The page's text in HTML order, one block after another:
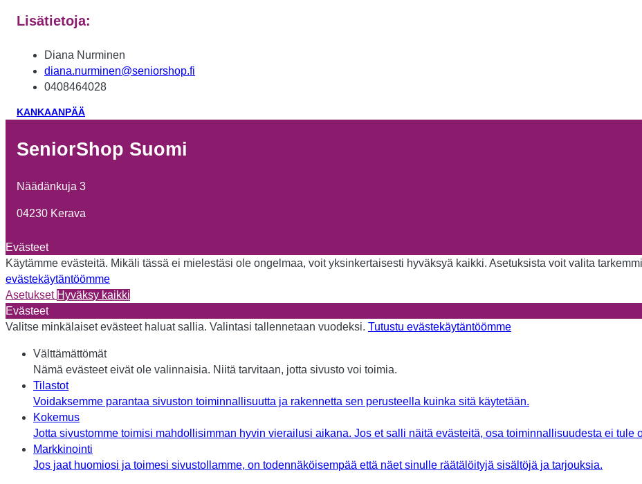
Lisätietoja:
Diana Nurminen
diana.nurminen@seniorshop.fi
0408464028
KANKAANPÄÄ
SeniorShop Suomi
Näädänkuja 3
04230 Kerava
Evästeet
Käytämme evästeitä. Mikäli tässä ei mielestäsi ole ongelmaa, voit yksinkertaisesti hyväksyä kaikki. Asetuksista voit valita
evästekäytäntöömme
Asetukset Hyväksy kaikki
Evästeet
Valitse minkälaiset evästeet haluat sallia. Valintasi tallennetaan vuodeksi. Tutustu evästekäytäntöömme
Välttämättömät
Nämä evästeet eivät ole valinnaisia. Niitä tarvitaan, jotta sivusto voi toimia.
Tilastot
Voidaksemme parantaa sivuston toiminnallisuutta ja rakennetta sen perusteella kuinka sitä käytetään.
Kokemus
Jotta sivustomme toimisi mahdollisimman hyvin vierailusi aikana. Jos et salli näitä evästeitä, osa toiminnallisuudesta ei tule
Markkinointi
Jos jaat huomiosi ja toimesi sivustollamme, on todennäköisempää että näet sinulle räätälöityjä sisältöjä ja tarjouksia.